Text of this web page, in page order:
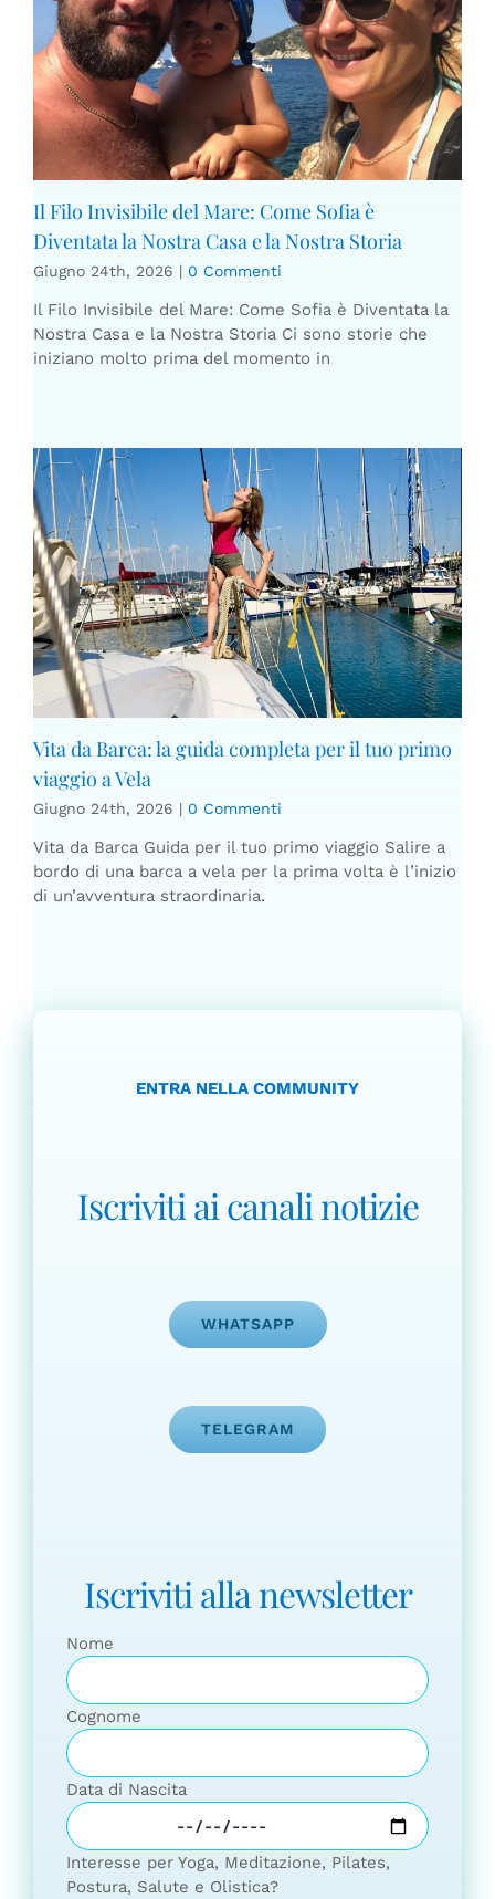
Il Filo Invisibile del Mare: Come Sofia è
Diventata la Nostra Casa e la Nostra Storia
Giugno 24th, 2026 | 0 Commenti
Il Filo Invisibile del Mare: Come Sofia è Diventata la
Nostra Casa e la Nostra Storia Ci sono storie che
iniziano molto prima del momento in
Vita da Barca: la guida completa per il tuo primo
viaggio a Vela
Giugno 24th, 2026 | 0 Commenti
Vita da Barca Guida per il tuo primo viaggio Salire a
bordo di una barca a vela per la prima volta è l’inizio
di un’avventura straordinaria.
ENTRA NELLA COMMUNITY
Iscriviti ai canali notizie
WHATSAPP
TELEGRAM
Iscriviti alla newsletter
Nome
Cognome
Data di Nascita
Interesse per Yoga, Meditazione, Pilates,
Postura, Salute e Olistica?